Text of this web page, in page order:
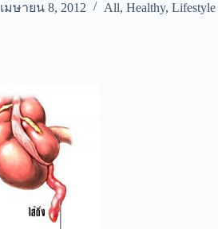
เมษายน 8, 2012 All, Healthy, Lifestyle